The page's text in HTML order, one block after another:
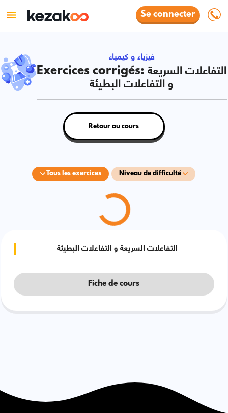
Se connecter
فيزياء و كيمياء
Exercices corrigés: التفاعلات السريعة
و التفاعلات البطيئة
Tous les exercices Niveau de difficulté
Retour au cours
التفاعلات السريعة و التفاعلات البطيئة
Fiche de cours